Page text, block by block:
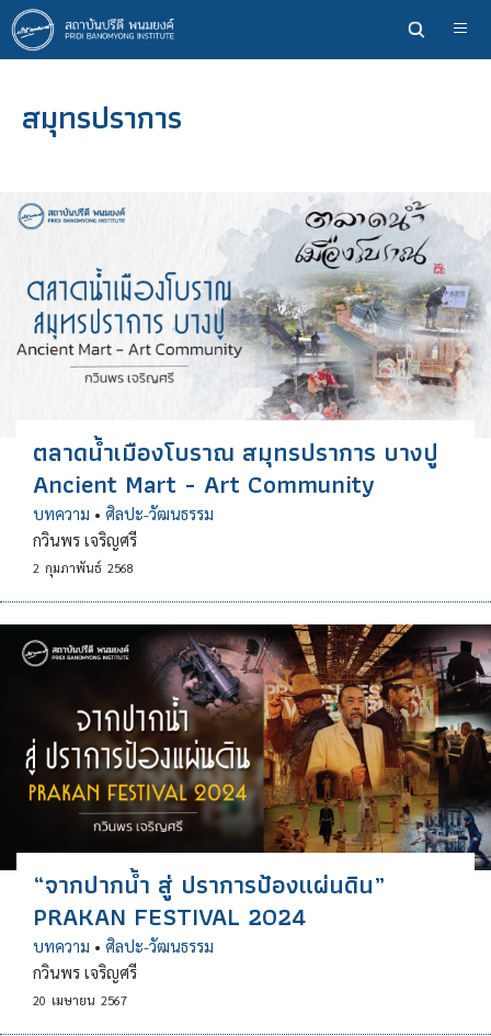
ข้าม
ไป
ยัง
หลักสมุทรปราการ
ตลาดน้ำเมืองโบราณ สมุทรปราการ บางปู
Ancient Mart - Art Community
บทความ • ศิลปะ-วัฒนธรรม
กวินพร เจริญศรี
2 กุมภาพันธ์ 2568
“จากปากน้ำ สู่ ปราการป้องแผ่นดิน”
PRAKAN FESTIVAL 2024
บทความ • ศิลปะ-วัฒนธรรม
กวินพร เจริญศรี
20 เมษายน 2567